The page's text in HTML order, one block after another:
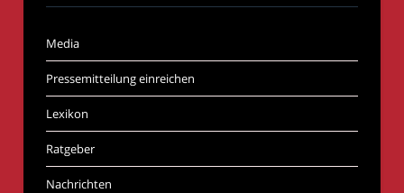
Media
Pressemitteilung einreichen
Lexikon
Ratgeber
Nachrichten